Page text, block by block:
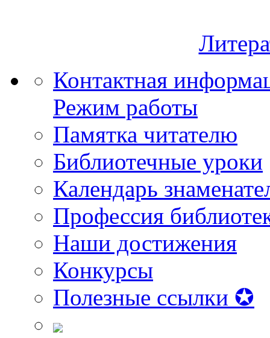
Контактная
Режим работы
Памятка читателю
Библиотечные уроки
Календарь
Профессия
Наши достижения
Конкурсы
Полезные ссылки ✪